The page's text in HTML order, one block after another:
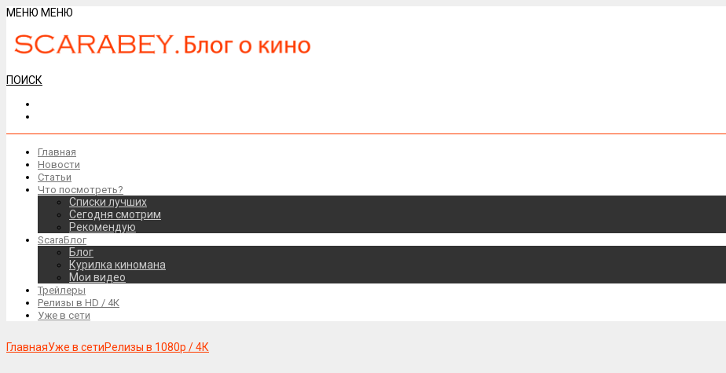
МЕНЮ МЕНЮ
ПОИСК
Главная
Новости
Статьи
Что посмотреть?
Списки лучших
Сегодня смотрим
Рекомендую
ScaraБлог
Блог
Курилка киномана
Мои видео
Трейлеры
Релизы в HD / 4К
Уже в сети
ГлавнаяУже в сетиРелизы в 1080р / 4К